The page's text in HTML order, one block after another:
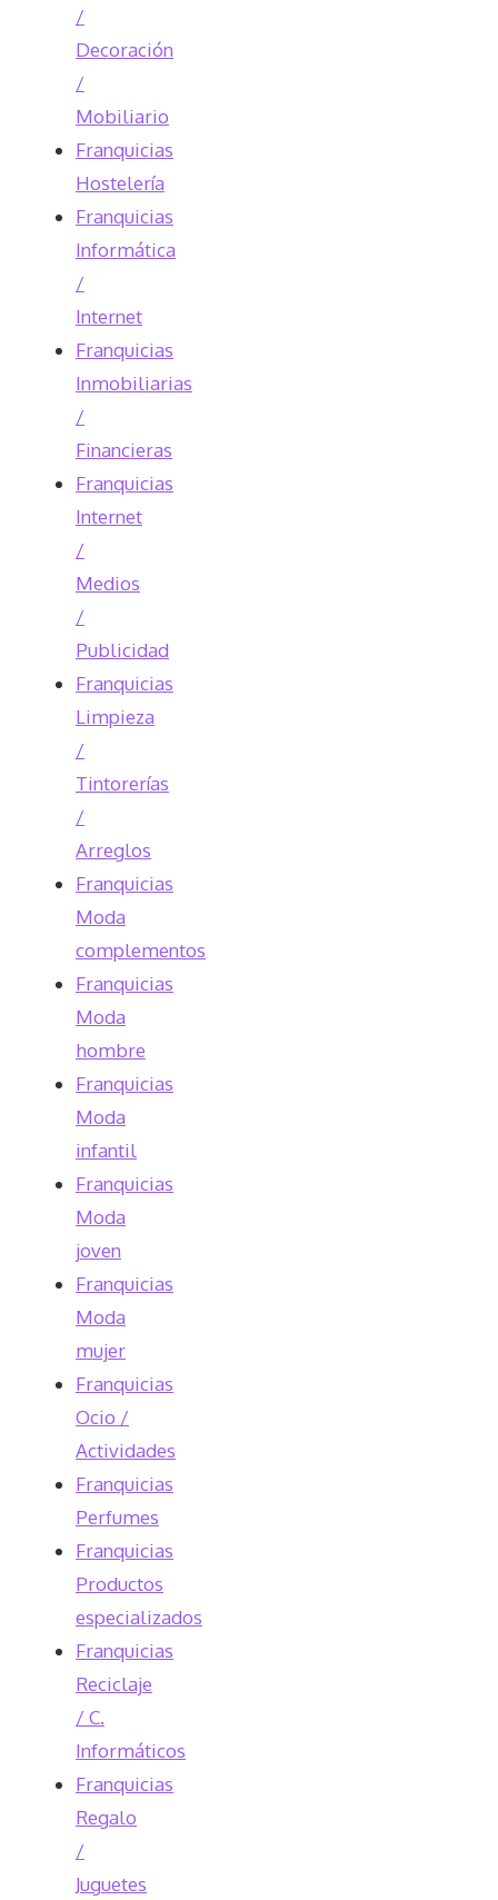
/
Decoración
/
Mobiliario
Franquicias
Hostelería
Franquicias
Informática
/
Internet
Franquicias
Inmobiliarias
/
Financieras
Franquicias
Internet
/
Medios
/
Publicidad
Franquicias
Limpieza
/
Tintorerías
/
Arreglos
Franquicias
Moda
complementos
Franquicias
Moda
hombre
Franquicias
Moda
infantil
Franquicias
Moda
joven
Franquicias
Moda
mujer
Franquicias
Ocio /
Actividades
Franquicias
Perfumes
Franquicias
Productos
especializados
Franquicias
Reciclaje
/ C.
Informáticos
Franquicias
Regalo
/
Juguetes